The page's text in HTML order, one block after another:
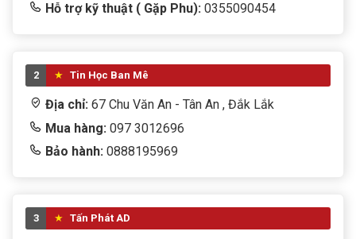
Hỗ trợ kỹ thuật ( Gặp Phu): 0355090454
2 Tin Học Ban Mê
Địa chỉ: 67 Chu Văn An - Tân An , Đắk Lắk
Mua hàng: 097 3012696
Bảo hành: 0888195969
3 Tấn Phát AD